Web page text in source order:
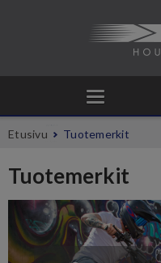
Etusivu Tuotemerkit
Tuotemerkit